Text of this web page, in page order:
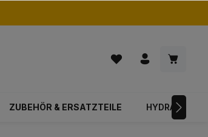
ZUBEHÖR & ERSATZTEILE HYDRAULIK